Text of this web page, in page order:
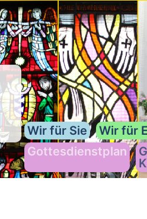
Wir für Sie Wir für
Gottesdienstplan